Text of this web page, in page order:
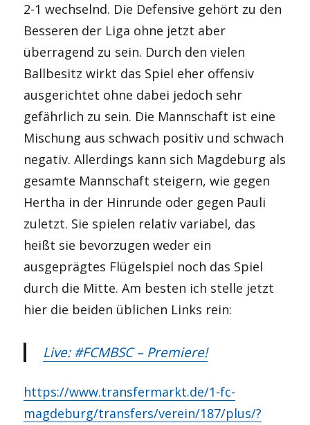
2-1 wechselnd. Die Defensive gehört zu den
Besseren der Liga ohne jetzt aber
überragend zu sein. Durch den vielen
Ballbesitz wirkt das Spiel eher offensiv
ausgerichtet ohne dabei jedoch sehr
gefährlich zu sein. Die Mannschaft ist eine
Mischung aus schwach positiv und schwach
negativ. Allerdings kann sich Magdeburg als
gesamte Mannschaft steigern, wie gegen
Hertha in der Hinrunde oder gegen Pauli
zuletzt. Sie spielen relativ variabel, das
heißt sie bevorzugen weder ein
ausgeprägtes Flügelspiel noch das Spiel
durch die Mitte. Am besten ich stelle jetzt
hier die beiden üblichen Links rein:
Live: #FCMBSC – Premiere!
https://www.transfermarkt.de/1-fc-
magdeburg/transfers/verein/187/plus/?